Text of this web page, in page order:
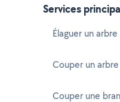
Services
Élaguer un arbre
Couper un arbre
Couper une